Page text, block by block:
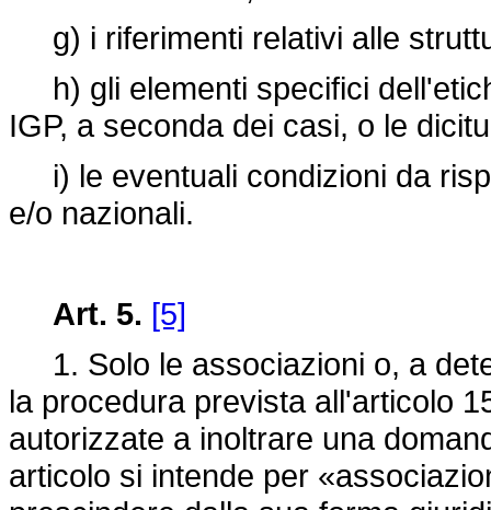
g) i riferimenti relativi alle
h) gli elementi specifici
IGP, a seconda dei casi, o le
i) le eventuali condizioni da
e/o nazionali.
Art. 5. [5]
1. Solo le associazioni o, a
la procedura prevista all'articolo
autorizzate a inoltrare una
articolo si intende per